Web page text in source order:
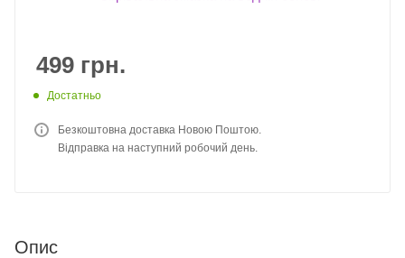
499 грн.
Достатньо
Безкоштовна доставка Новою Поштою.
Відправка на наступний робочий день.
Опис